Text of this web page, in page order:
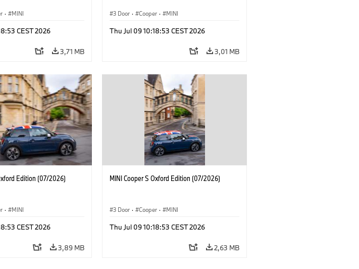
· MINI
CEST 2026
3,71 MB
3 Door · Cooper · MINI
Thu Jul 09 10:18:53 CEST 2026
3,01 MB
Edition (07/2026)
· MINI
CEST 2026
3,89 MB
MINI Cooper S Oxford Edition (07/2026)
3 Door · Cooper · MINI
Thu Jul 09 10:18:53 CEST 2026
2,63 MB